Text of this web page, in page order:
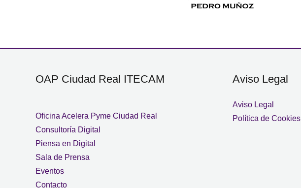
OAP Ciudad Real ITECAM
Oficina Acelera Pyme Ciudad Real
Consultoría Digital
Piensa en Digital
Sala de Prensa
Eventos
Contacto
Aviso Legal
Aviso Legal
Política de Cookies